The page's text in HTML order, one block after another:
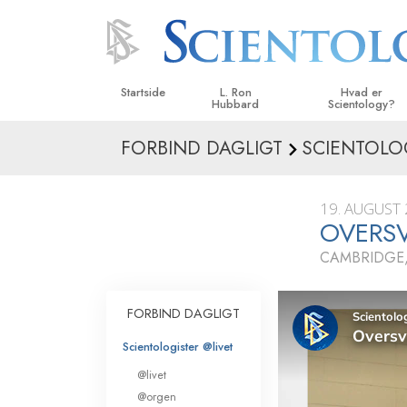
Startside L. Ron
Hubbard
Hvad er
Scientology?
Anskuelser og
Hvad scientologer
om Scientology
Indenfor i en Kirke
De
i Scientology
En introduktion til
FORBIND DAGLIGT
19.
FORBIND DAGLIGT
Scientologister @livet
@livet
@orgen